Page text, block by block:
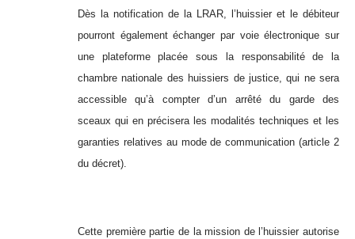
Dès la notification de la LRAR, l’huissier et le débiteur
pourront également échanger par voie électronique sur
une plateforme placée sous la responsabilité de la
chambre nationale des huissiers de justice, qui ne sera
accessible qu’à compter d’un arrêté du garde des
sceaux qui en précisera les modalités techniques et les
garanties relatives au mode de communication (article 2
du décret).
Cette première partie de la mission de l’huissier autorise